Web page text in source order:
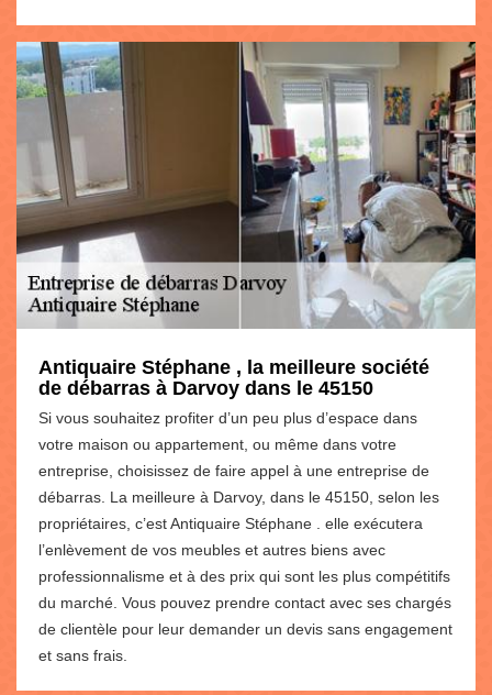
Antiquaire Stéphane , la meilleure société
de débarras à Darvoy dans le 45150
Si vous souhaitez profiter d’un peu plus d’espace dans
votre maison ou appartement, ou même dans votre
entreprise, choisissez de faire appel à une entreprise de
débarras. La meilleure à Darvoy, dans le 45150, selon les
propriétaires, c’est Antiquaire Stéphane . elle exécutera
l’enlèvement de vos meubles et autres biens avec
professionnalisme et à des prix qui sont les plus compétitifs
du marché. Vous pouvez prendre contact avec ses chargés
de clientèle pour leur demander un devis sans engagement
et sans frais.